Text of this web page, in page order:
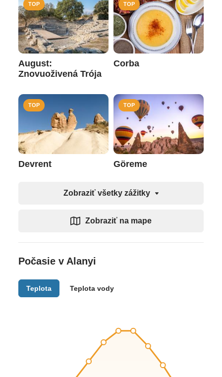
TOP
August:
Znovuoživená Trója
TOP
Corba
TOP
Devrent
TOP
Göreme
Zobraziť všetky zážitky
Zobraziť na mape
Počasie v Alanyi
Teplota Teplota vody